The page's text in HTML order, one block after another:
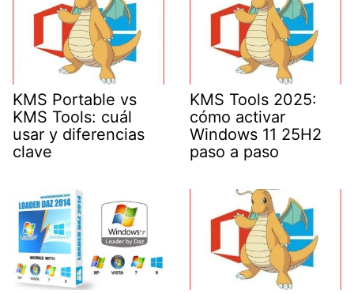
KMS Portable vs
KMS Tools: cuál
usar y diferencias
clave
KMS Tools 2025:
cómo activar
Windows 11 25H2
paso a paso